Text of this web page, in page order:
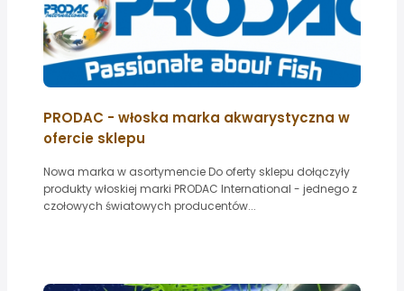
PRODAC - włoska marka akwarystyczna w
ofercie sklepu
Nowa marka w asortymencie Do oferty sklepu dołączyły
produkty włoskiej marki PRODAC International - jednego z
czołowych światowych producentów...